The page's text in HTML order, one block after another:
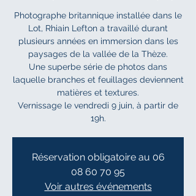
Photographe britannique installée dans le
Lot, Rhiain Lefton a travaillé durant
plusieurs années en immersion dans les
paysages de la vallée de la Thèze.
Une superbe série de photos dans
laquelle branches et feuillages deviennent
matières et textures.
Vernissage le vendredi 9 juin, à partir de
19h.
Réservation obligatoire au 06
08 60 70 95
Voir autres événements